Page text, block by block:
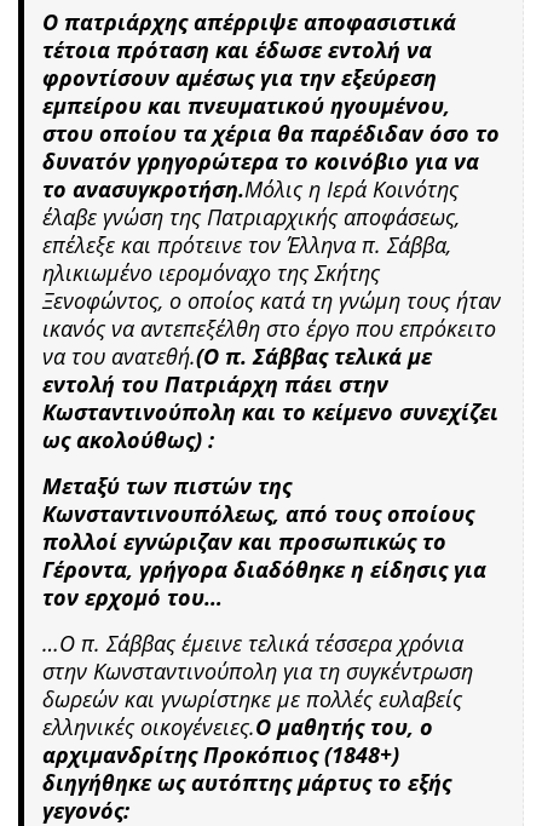
Ο πατριάρχης απέρριψε αποφασιστικά
τέτοια πρόταση και έδωσε εντολή να
φροντίσουν αμέσως για την εξεύρεση
εμπείρου και πνευματικού ηγουμένου,
στου οποίου τα χέρια θα παρέδιδαν όσο το
δυνατόν γρηγορώτερα το κοινόβιο για να
το ανασυγκροτήση.Μόλις η Ιερά Κοινότης
έλαβε γνώση της Πατριαρχικής αποφάσεως,
επέλεξε και πρότεινε τον Έλληνα π. Σάββα,
ηλικιωμένο ιερομόναχο της Σκήτης
Ξενοφώντος, ο οποίος κατά τη γνώμη τους ήταν
ικανός να αντεπεξέλθη στο έργο που επρόκειτο
να του ανατεθή.(Ο π. Σάββας τελικά με
εντολή του Πατριάρχη πάει στην
Κωσταντινούπολη και το κείμενο συνεχίζει
ως ακολούθως) :
Μεταξύ των πιστών της
Κωνσταντινουπόλεως, από τους οποίους
πολλοί εγνώριζαν και προσωπικώς το
Γέροντα, γρήγορα διαδόθηκε η είδησις για
τον ερχομό του…
…Ο π. Σάββας έμεινε τελικά τέσσερα χρόνια
στην Κωνσταντινούπολη για τη συγκέντρωση
δωρεών και γνωρίστηκε με πολλές ευλαβείς
ελληνικές οικογένειες.Ο μαθητής του, ο
αρχιμανδρίτης Προκόπιος (1848+)
διηγήθηκε ως αυτόπτης μάρτυς το εξής
γεγονός: